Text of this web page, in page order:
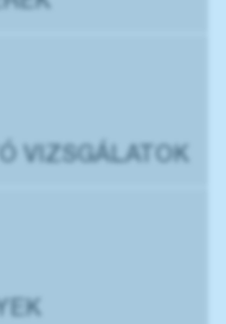
VIZSGÁLATOK